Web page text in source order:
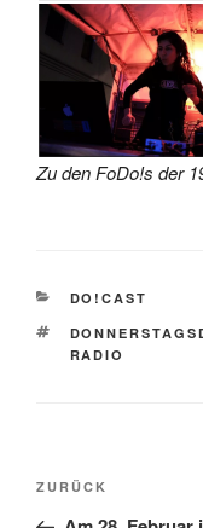
Zu den FoDo!s der
KATEGORIEN
DO!CAST
RADIO
Vorheriger
Beitrag
ZURÜCK